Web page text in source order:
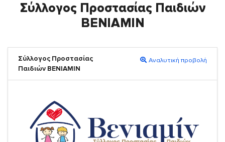
Σύλλογος Προστασίας Παιδιών
ΒΕΝΙΑΜΙΝ
Σύλλογος Προστασίας
Παιδιών ΒΕΝΙΑΜΙΝ
Αναλυτική προβολή